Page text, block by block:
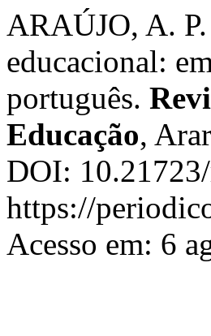
ARAÚJO, A.
educacional:
português.
Educação,
DOI:
https://
Acesso em: 6